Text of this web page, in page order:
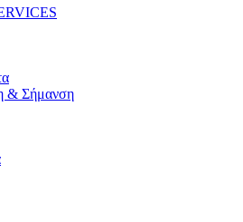
& Σήμανση